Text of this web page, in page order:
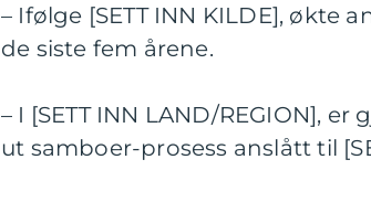
– Ifølge [SETT INN KILDE], økte
de siste fem årene.
– I [SETT INN LAND/REGION],
ut samboer-prosess anslått til